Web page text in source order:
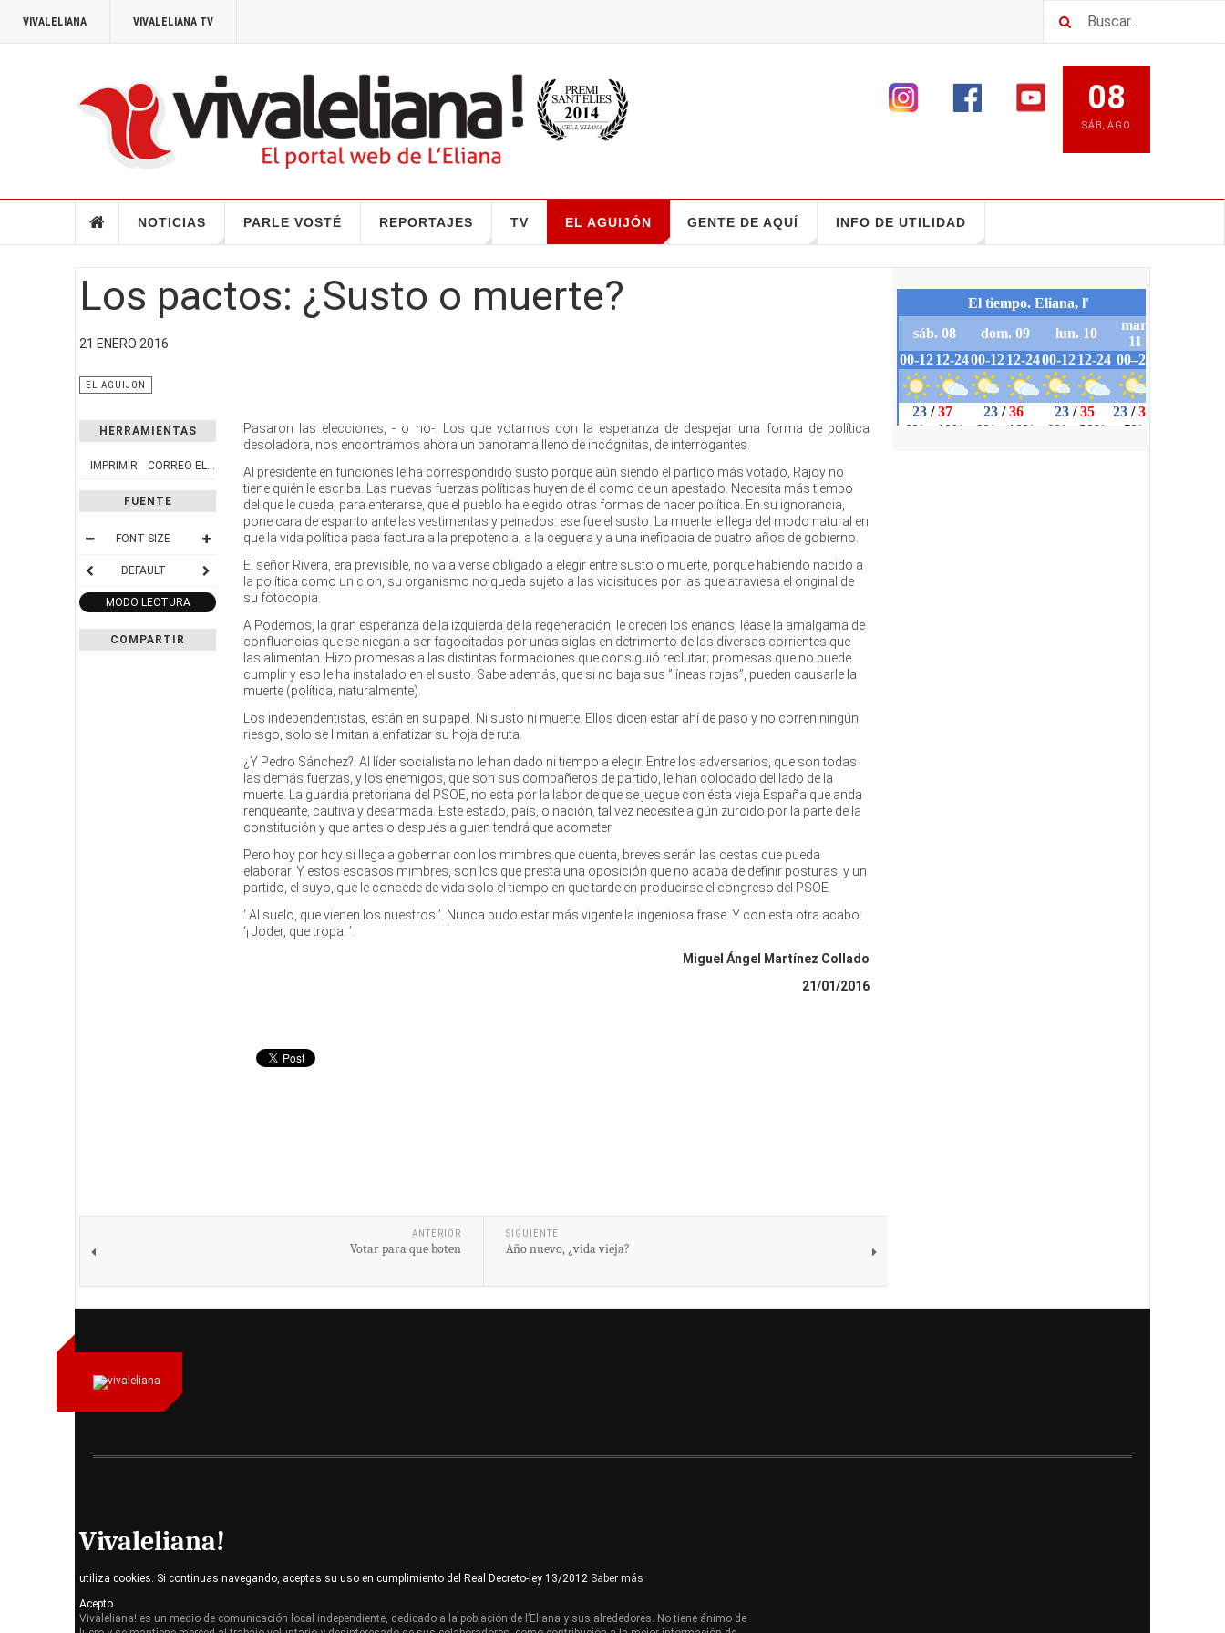
VIVALELIANA VIVALELIANA TV
08
SÁB, AGO
NOTICIAS PARLE VOSTÉ REPORTAJES TV EL AGUIJÓN GENTE DE AQUÍ INFO DE UTILIDAD
Los pactos: ¿Susto o muerte?
21 ENERO 2016
EL AGUIJON
HERRAMIENTAS
IMPRIMIR CORREO ELECTRÓNICO
FUENTE
FONT SIZE
DEFAULT
MODO LECTURA
COMPARTIR
Pasaron las elecciones, - o no-. Los que votamos con la esperanza de despejar una forma de política
desoladora, nos encontramos ahora un panorama lleno de incógnitas, de interrogantes.
Al presidente en funciones le ha correspondido susto porque aún siendo el partido más votado, Rajoy no
tiene quién le escriba. Las nuevas fuerzas políticas huyen de él como de un apestado. Necesita más tiempo
del que le queda, para enterarse, que el pueblo ha elegido otras formas de hacer política. En su ignorancia,
pone cara de espanto ante las vestimentas y peinados: ese fue el susto. La muerte le llega del modo natural en
que la vida política pasa factura a la prepotencia, a la ceguera y a una ineficacia de cuatro años de gobierno.
El señor Rivera, era previsible, no va a verse obligado a elegir entre susto o muerte, porque habiendo nacido a
la política como un clon, su organismo no queda sujeto a las vicisitudes por las que atraviesa el original de
su fotocopia.
A Podemos, la gran esperanza de la izquierda de la regeneración, le crecen los enanos, léase la amalgama de
confluencias que se niegan a ser fagocitadas por unas siglas en detrimento de las diversas corrientes que
las alimentan. Hizo promesas a las distintas formaciones que consiguió reclutar; promesas que no puede
cumplir y eso le ha instalado en el susto. Sabe además, que si no baja sus ‘’líneas rojas’’, pueden causarle la
muerte (política, naturalmente).
Los independentistas, están en su papel. Ni susto ni muerte. Ellos dicen estar ahí de paso y no corren ningún
riesgo, solo se limitan a enfatizar su hoja de ruta.
¿Y Pedro Sánchez?. Al líder socialista no le han dado ni tiempo a elegir. Entre los adversarios, que son todas
las demás fuerzas, y los enemigos, que son sus compañeros de partido, le han colocado del lado de la
muerte. La guardia pretoriana del PSOE, no esta por la labor de que se juegue con ésta vieja España que anda
renqueante, cautiva y desarmada. Este estado, país, o nación, tal vez necesite algún zurcido por la parte de la
constitución y que antes o después alguien tendrá que acometer.
Pero hoy por hoy si llega a gobernar con los mimbres que cuenta, breves serán las cestas que pueda
elaborar. Y estos escasos mimbres, son los que presta una oposición que no acaba de definir posturas, y un
partido, el suyo, que le concede de vida solo el tiempo en que tarde en producirse el congreso del PSOE.
‘ Al suelo, que vienen los nuestros ’. Nunca pudo estar más vigente la ingeniosa frase. Y con esta otra acabo:
‘¡ Joder, que tropa! ’.
Miguel Ángel Martínez Collado
21/01/2016
ANTERIOR
Votar para que boten
SIGUIENTE
Año nuevo, ¿vida vieja?
Vivaleliana!
utiliza cookies. Si continuas navegando, aceptas su uso en cumplimiento del Real Decreto-ley 13/2012 Saber más
Acepto
Vivaleliana! es un medio de comunicación local independiente, dedicado a la población de l’Eliana y sus alrededores. No tiene ánimo de